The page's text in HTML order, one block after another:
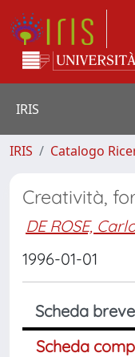
IRIS
IRIS Catalogo
Creatività,
DE ROSE,
1996-01-01
Scheda breve
Scheda